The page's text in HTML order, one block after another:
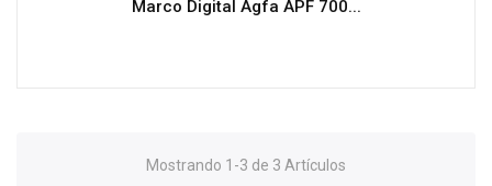
Marco Digital Agfa APF 700...
Mostrando 1-3 de 3 Artículos